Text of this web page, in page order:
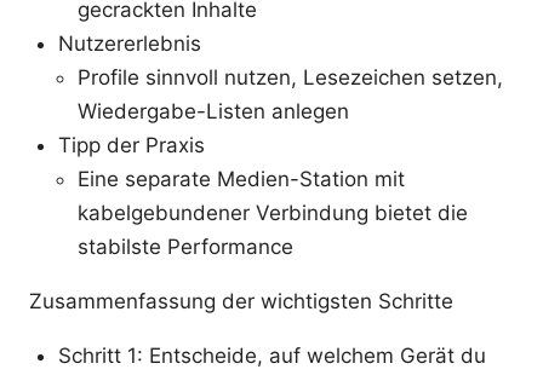
gecrackten Inhalte
Nutzererlebnis
Profile sinnvoll nutzen, Lesezeichen setzen,
Wiedergabe-Listen anlegen
Tipp der Praxis
Eine separate Medien-Station mit
kabelgebundener Verbindung bietet die
stabilste Performance
Zusammenfassung der wichtigsten Schritte
Schritt 1: Entscheide, auf welchem Gerät du